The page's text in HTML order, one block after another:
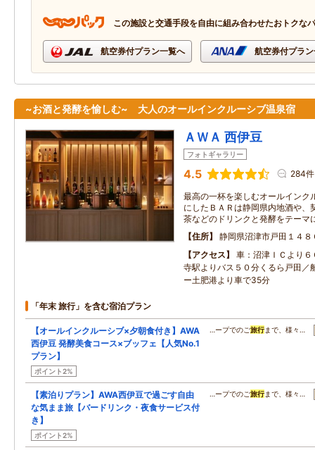
この施設と交通手段を自由に組み合わせたおトクな
航空券付プラン一覧へ 航空券付プラ
~お酒と発酵を愉しむ~ 大人のオールインクルーシブ温泉宿
ＡＷＡ 西伊豆
フォトギャラリー
4.5 284件
最高の一杯を楽しむオールインク
にしたＢＡＲは静岡県内地酒や、
茶などのドリンクと発酵をテーマ
住所
静岡県沼津市戸田１４８
アクセス
車：沼津ＩＣより
寺駅よりバス５０分くるら戸田／
ー土肥港より車で35分
「年末 旅行」を含む宿泊プラン
【オールインクルーシブ×夕朝食付き】AWA
西伊豆 発酵美食コース×ブッフェ【人気No.1
プラン】
ポイント2%
…ープでのご旅行まで、様々…
【素泊りプラン】AWA西伊豆で過ごす自由
な気まま旅【バードリンク・夜食サービス付
き】
ポイント2%
…ープでのご旅行まで、様々…